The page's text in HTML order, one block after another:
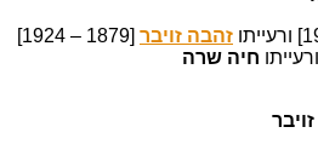
זהבה זויבר [1879 – 1924]
חיה שרה